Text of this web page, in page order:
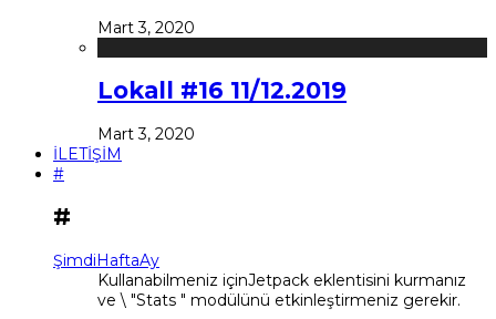
Mart 3, 2020
Lokall #16 11/12.2019
Mart 3, 2020
İLETİŞİM
#
#
ŞimdiHaftaAy
Kullanabilmeniz içinJetpack eklentisini kurmanız
ve \ "Stats " modülünü etkinleştirmeniz gerekir.